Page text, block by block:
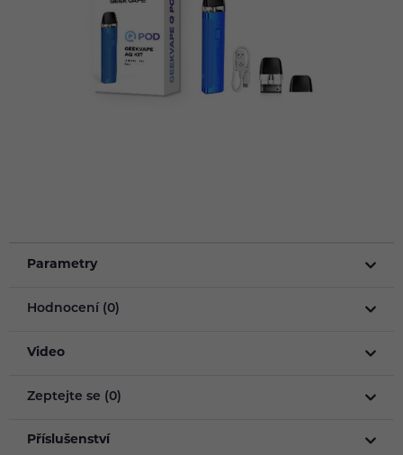
Parametry
Hodnocení (0)
Video
Zeptejte se (0)
Příslušenství